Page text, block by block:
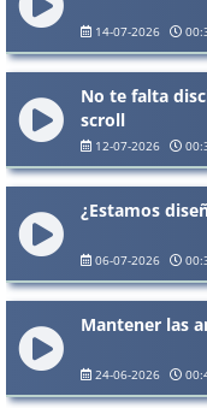
14-07-2026
No te falta
scroll
12-07-2026
¿Estamos
06-07-2026
Mantener las
24-06-2026